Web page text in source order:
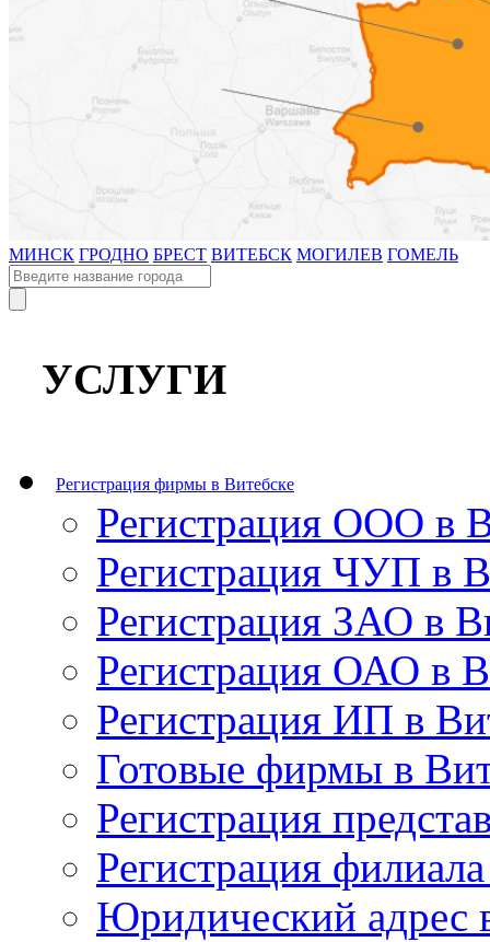
МИНСК ГРОДНО БРЕСТ ВИТЕБСК МОГИЛЕВ ГОМЕЛЬ
УСЛУГИ
Регистрация фирмы в Витебске
Регистрация OOO в
Регистрация ЧУП в
Регистрация ЗАО в
Регистрация ОАО в
Регистрация ИП в
Готовые фирмы в
Регистрация
Регистрация
Юридический адрес